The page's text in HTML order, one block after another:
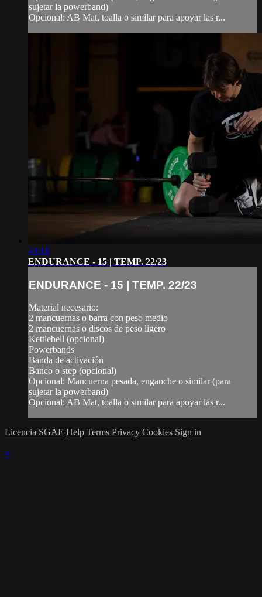
sujetar la powerband)
Opcional: AB Mat, toalla o similar para apoyar las r...
49:18
ENDURANCE - 15 | TEMP. 22/23
ENDURANCE - 15 | TEMP. 22/23
Material necesario:
2 mancuernas o barra con peso medio
2 mancuernas o discos de peso ligero
Kettlebell (opcional)
Powerbands
Banda de activación
Banco o step (opcional)
Opcional: Mancuerna pesada, enganche o similar (para
sujetar la powerband)
Opcional: AB Mat, toalla o similar para apoyar las r...
Licencia SGAE Help Terms Privacy Cookies Sign in
×